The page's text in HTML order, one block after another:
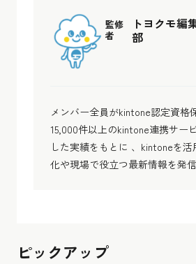
監修
者
トヨクモ編
部
メンバー全員がkintone認定資格
15,000件以上のkintone連携サー
した実績をもとに 、kintoneを
化や現場で役立つ最新情報を発信
ピックアップ